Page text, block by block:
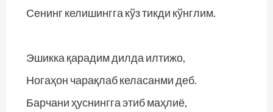
Сенинг келишингга кўз тикди кўнглим.
Эшикка қарадим дилда илтижо,
Ногаҳон чарақлаб келасанми деб.
Барчани ҳуснингга этиб маҳлиё,